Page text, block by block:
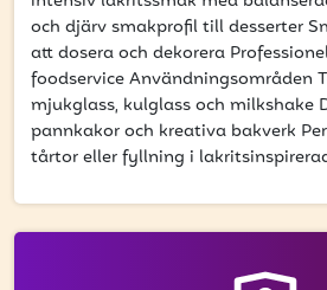
PRENUMERERA
och djärv smakprofil till desserter
att dosera och dekorera
foodservice Användningsområden
mjukglass, kulglass och milkshake
pannkakor och kreativa bakverk
tårtor eller fyllning i